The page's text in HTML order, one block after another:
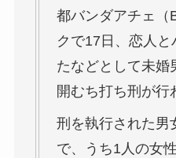
都バンダアチェ（
クで17日、恋人
たなどとして未婚
開むち打ち刑が行
刑を執行された男
で、うち1人の女